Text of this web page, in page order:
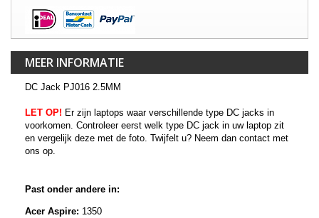
MEER INFORMATIE
DC Jack PJ016 2.5MM
LET OP! Er zijn laptops waar verschillende type DC jacks in
voorkomen. Controleer eerst welk type DC jack in uw laptop zit
en vergelijk deze met de foto. Twijfelt u? Neem dan contact met
ons op.
Past onder andere in:
Acer Aspire: 1350